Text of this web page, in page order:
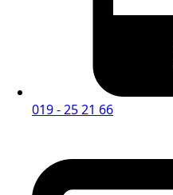
019 - 25 21 66